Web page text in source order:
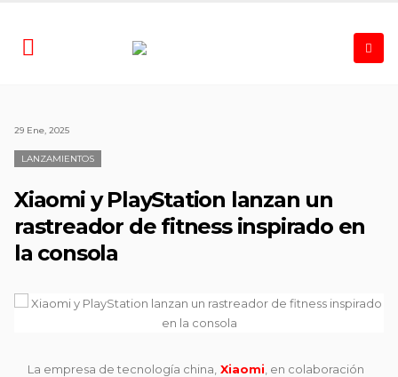
29 Ene, 2025
LANZAMIENTOS
Xiaomi y PlayStation lanzan un
rastreador de fitness inspirado en
la consola
La empresa de tecnología china, Xiaomi , en colaboración